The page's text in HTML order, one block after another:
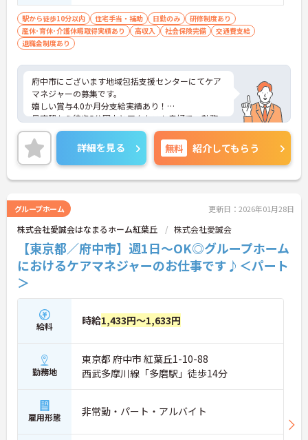
駅から徒歩10分以内 住宅手当・補助 日勤のみ
研修制度あり
産休･育休･介護休暇取得実績あり
高収入 社会保険完備
交通費支給
退職金制度あり
府中市にございます地域包括支援センターにてケア
マネジャーの募集です。
嬉しい賞与4.0か月分支給実績あり！
最寄駅から徒歩5分圏内とアクセスも良好で、勤務
しやすい環境です◎
ご興味ある方には、面接対策ポイントなど、さらに
詳細をお話しいたしますのでお気軽にご相談くださ
い。
詳細を見る 無料 紹介してもらう
グループホーム 更新日：2026年01月28日
株式会社愛誠会はなまるホーム紅葉丘 株式会社愛誠会
【東京都／府中市】週1日～OK◎グループホーム
におけるケアマネジャーのお仕事です♪＜パート
＞
給料 時給1,433円～1,633円
勤務地
東京都 府中市 紅葉丘1-10-88
西武多摩川線「多磨駅」徒歩14分
雇用形態 非常勤・パート・アルバイト